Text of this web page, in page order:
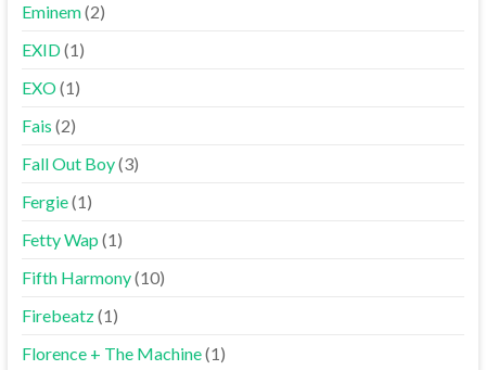
Eminem(2)
EXID(1)
EXO(1)
Fais (2)
Fall Out Boy(3)
Fergie(1)
Fetty Wap (1)
Fifth Harmony(10)
Firebeatz(1)
Florence + The Machine(1)